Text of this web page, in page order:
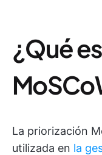
¿Qué
La priorización
utilizada en la